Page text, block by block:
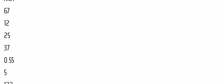
67
12
25
37
0.55
5